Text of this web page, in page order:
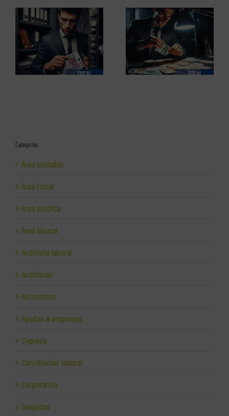
Los delitos fiscales (1 de 2)
El perfil de los
emprendedores españoles.
Informe completo en pdf
Categorías
Área contable
Área fiscal
Área jurídica
Área laboral
Auditoría laboral
Auditorías
Autónomos
Ayudas a empresas
Cepresa
Conciliación laboral
Corporativo
Despidos